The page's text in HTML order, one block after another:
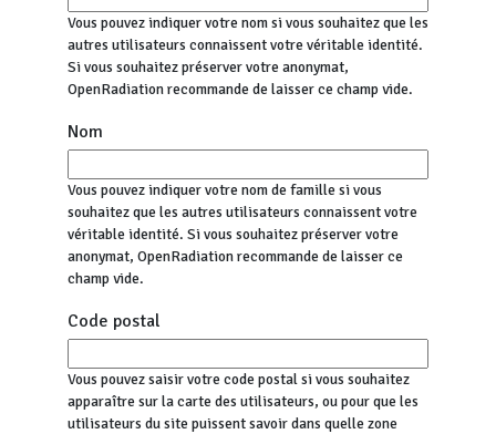
Vous pouvez indiquer votre nom si vous souhaitez que les
autres utilisateurs connaissent votre véritable identité.
Si vous souhaitez préserver votre anonymat,
OpenRadiation recommande de laisser ce champ vide.
Nom
Vous pouvez indiquer votre nom de famille si vous
souhaitez que les autres utilisateurs connaissent votre
véritable identité. Si vous souhaitez préserver votre
anonymat, OpenRadiation recommande de laisser ce
champ vide.
Code postal
Vous pouvez saisir votre code postal si vous souhaitez
apparaître sur la carte des utilisateurs, ou pour que les
utilisateurs du site puissent savoir dans quelle zone